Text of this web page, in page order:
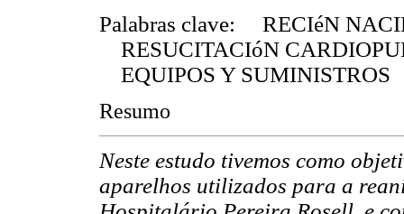
Palabras clave: RECIéN
RESUCITACIóN
EQUIPOS Y SUMINISTROS
Resumo
Neste estudo tivemos como
aparelhos utilizados para a